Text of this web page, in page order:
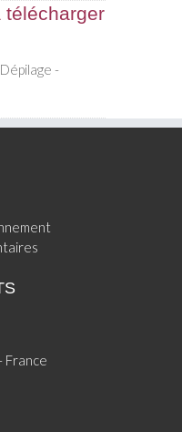
télécharger
-
France